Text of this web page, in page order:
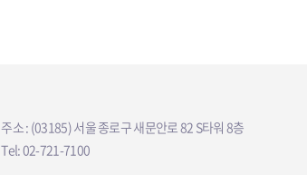
주소 : (03185) 서울 종로구 새문안로 82 S타워 8층
Tel: 02-721-7100